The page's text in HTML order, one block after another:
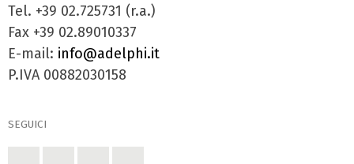
Tel. +39 02.725731 (r.a.)
Fax +39 02.89010337
E-mail: info@adelphi.it
P.IVA 00882030158
SEGUICI